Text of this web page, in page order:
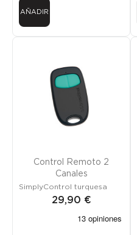
AÑADIR
Control Remoto 2
Canales
SimplyControl turquesa
29,90 €